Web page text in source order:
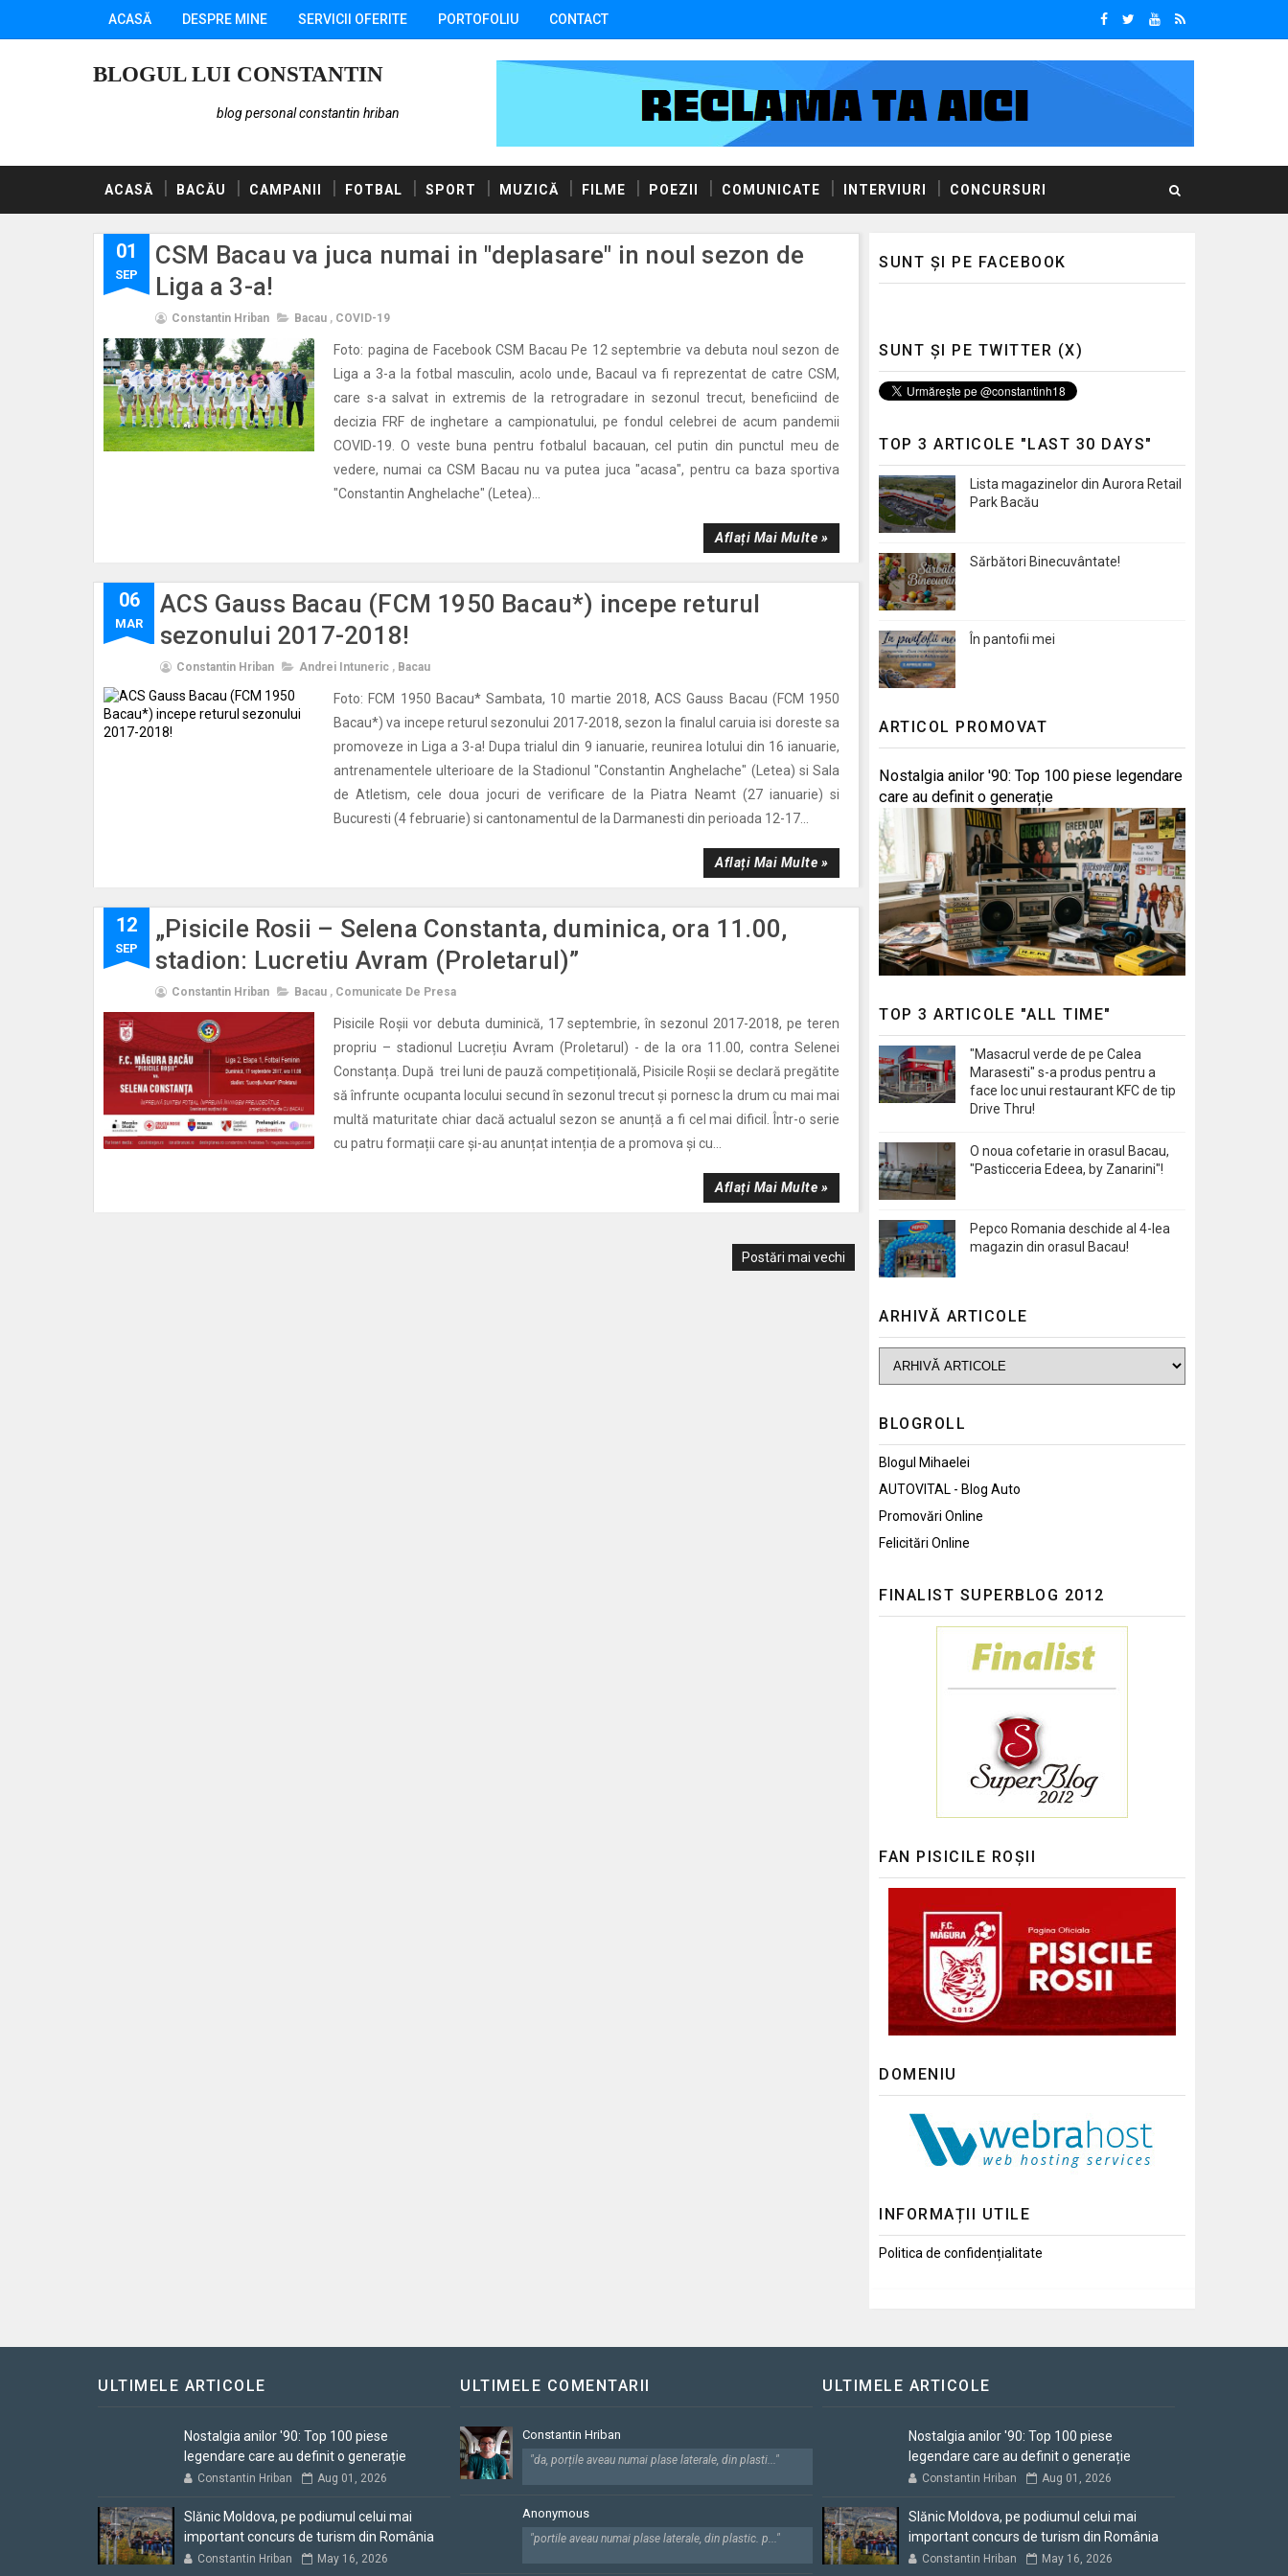
ACASĂ DESPRE MINE SERVICII OFERITE PORTOFOLIU CONTACT
BLOGUL LUI CONSTANTIN
blog personal constantin hriban
ACASĂ BACĂU CAMPANII FOTBAL SPORT MUZICĂ FILME POEZII COMUNICATE INTERVIURI CONCURSURI
01
SEP
CSM Bacau va juca numai in "deplasare" in noul sezon de
Liga a 3-a!
Constantin Hriban Bacau , COVID-19
Foto: pagina de Facebook CSM Bacau Pe 12 septembrie va debuta noul sezon de
Liga a 3-a la fotbal masculin, acolo unde, Bacaul va fi reprezentat de catre CSM,
care s-a salvat in extremis de la retrogradare in sezonul trecut, beneficiind de
decizia FRF de inghetare a campionatului, pe fondul celebrei de acum pandemii
COVID-19. O veste buna pentru fotbalul bacauan, cel putin din punctul meu de
vedere, numai ca CSM Bacau nu va putea juca "acasa", pentru ca baza sportiva
"Constantin Anghelache" (Letea)...
Aflați Mai Multe »
06
MAR
ACS Gauss Bacau (FCM 1950 Bacau*) incepe returul
sezonului 2017-2018!
Constantin Hriban Andrei Intuneric , Bacau
Foto: FCM 1950 Bacau* Sambata, 10 martie 2018, ACS Gauss Bacau (FCM 1950
Bacau*) va incepe returul sezonului 2017-2018, sezon la finalul caruia isi doreste sa
promoveze in Liga a 3-a! Dupa trialul din 9 ianuarie, reunirea lotului din 16 ianuarie,
antrenamentele ulterioare de la Stadionul "Constantin Anghelache" (Letea) si Sala
de Atletism, cele doua jocuri de verificare de la Piatra Neamt (27 ianuarie) si
Bucuresti (4 februarie) si cantonamentul de la Darmanesti din perioada 12-17...
Aflați Mai Multe »
12
SEP
„Pisicile Rosii – Selena Constanta, duminica, ora 11.00,
stadion: Lucretiu Avram (Proletarul)”
Constantin Hriban Bacau , Comunicate De Presa
Pisicile Roșii vor debuta duminică, 17 septembrie, în sezonul 2017-2018, pe teren
propriu – stadionul Lucrețiu Avram (Proletarul) - de la ora 11.00, contra Selenei
Constanța. După trei luni de pauză competițională, Pisicile Roșii se declară pregătite
să înfrunte ocupanta locului secund în sezonul trecut și pornesc la drum cu mai mai
multă maturitate chiar dacă actualul sezon se anunță a fi cel mai dificil. Într-o serie
cu patru formații care și-au anunțat intenția de a promova și cu...
Aflați Mai Multe »
Postări mai vechi
SUNT ȘI PE FACEBOOK
SUNT ȘI PE TWITTER (X)
TOP 3 ARTICOLE "LAST 30 DAYS"
Lista magazinelor din Aurora Retail
Park Bacău
Sărbători Binecuvântate!
În pantofii mei
ARTICOL PROMOVAT
Nostalgia anilor '90: Top 100 piese legendare
care au definit o generație
TOP 3 ARTICOLE "ALL TIME"
"Masacrul verde de pe Calea
Marasesti" s-a produs pentru a
face loc unui restaurant KFC de tip
Drive Thru!
O noua cofetarie in orasul Bacau,
"Pasticceria Edeea, by Zanarini"!
Pepco Romania deschide al 4-lea
magazin din orasul Bacau!
ARHIVĂ ARTICOLE
BLOGROLL
Blogul Mihaelei
AUTOVITAL - Blog Auto
Promovări Online
Felicitări Online
FINALIST SUPERBLOG 2012
FAN PISICILE ROȘII
DOMENIU
INFORMAȚII UTILE
Politica de confidențialitate
ULTIMELE ARTICOLE
Nostalgia anilor '90: Top 100 piese
legendare care au definit o generație
Constantin Hriban Aug 01, 2026
Slănic Moldova, pe podiumul celui mai
important concurs de turism din România
Constantin Hriban May 16, 2026
ULTIMELE COMENTARII
Constantin Hriban
"da, porțile aveau numai plase laterale, din plasti..."
Anonymous
"portile aveau numai plase laterale, din plastic. p..."
ULTIMELE ARTICOLE
Nostalgia anilor '90: Top 100 piese
legendare care au definit o generație
Constantin Hriban Aug 01, 2026
Slănic Moldova, pe podiumul celui mai
important concurs de turism din România
Constantin Hriban May 16, 2026